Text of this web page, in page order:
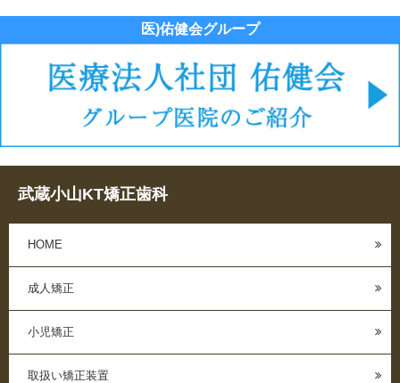
医)佑健会グループ
武蔵小山KT矯正歯科
HOME
成人矯正
小児矯正
取扱い矯正装置